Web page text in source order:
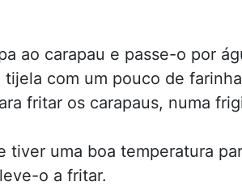
ao carapau e passe-o por
tijela com um pouco de
fritar os carapaus, numa
tiver uma boa temperatura
o a fritar.